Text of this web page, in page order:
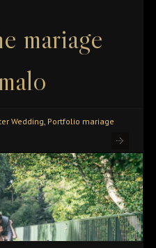
mariage
Wedding, Portfolio mariage